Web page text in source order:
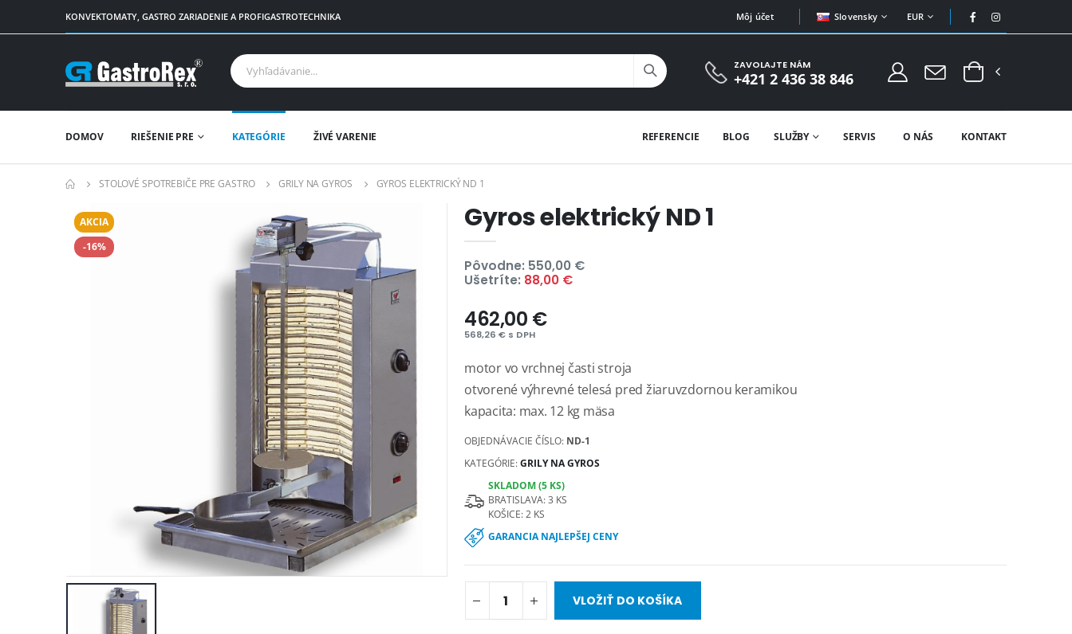
KONVEKTOMATY, GASTRO ZARIADENIE A PROFIGASTROTECHNIKA Môj účet Slovensky EUR
ZAVOLAJTE NÁM
+421 2 436 38 846
DOMOV RIEŠENIE PRE KATEGÓRIE ŽIVÉ VARENIE KONTAKT
O NÁS
SERVIS
SLUŽBY
BLOG
REFERENCIE
STOLOVÉ SPOTREBIČE PRE GASTRO GRILY NA GYROS GYROS ELEKTRICKÝ ND 1
AKCIA
-16%
Gyros elektrický ND 1
Pôvodne: 550,00 €
Ušetríte: 88,00 €
462,00 €
568,26 € s DPH
motor vo vrchnej časti stroja
otvorené výhrevné telesá pred žiaruvzdornou keramikou
kapacita: max. 12 kg mäsa
OBJEDNÁVACIE ČÍSLO: ND-1
KATEGÓRIE:GRILY NA GYROS
SKLADOM (5 KS)
BRATISLAVA: 3 KS
KOŠICE: 2 KS
GARANCIA NAJLEPŠEJ CENY
VLOŽIŤ DO KOŠÍKA